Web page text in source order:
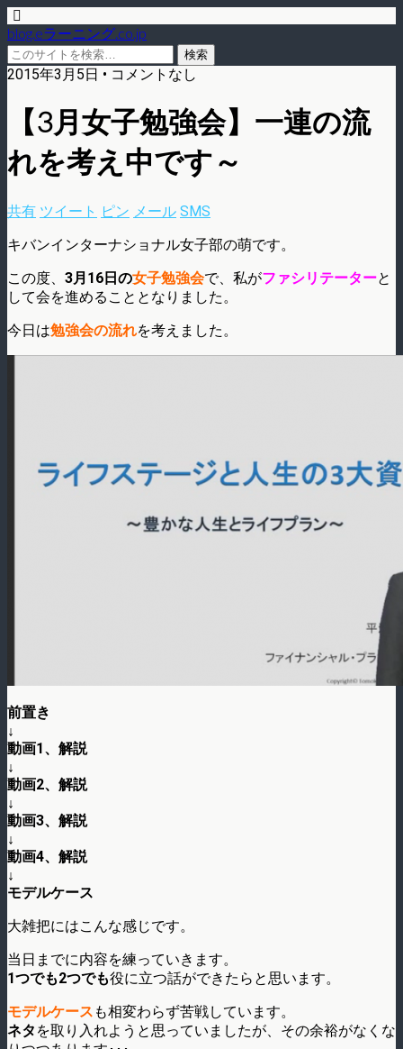
blog.eラーニング.co.jp
2015年3月5日 • コメントなし
【3月女子勉強会】一連の流
れを考え中です～
共有 ツイート ピン メール SMS
キバンインターナショナル女子部の萌です。
この度、 3月16日の女子勉強会で、私がファシリテーターと
して会を進めることとなりました。
今日は勉強会の流れを考えました。
前置き
↓
動画1、解説
↓
動画2、解説
↓
動画3、解説
↓
動画4、解説
↓
モデルケース
大雑把にはこんな感じです。
当日までに内容を練っていきます。
1つでも2つでも役に立つ話ができたらと思います。
モデルケース も相変わらず苦戦しています。
ネタ を取り入れようと思っていましたが、その余裕がなくな